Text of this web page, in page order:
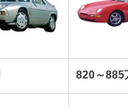
820～885